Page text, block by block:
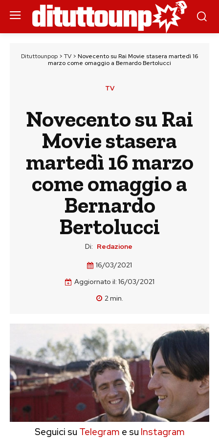
Dituttounpop > TV > Novecento su Rai Movie stasera martedì 16
marzo come omaggio a Bernardo Bertolucci
TV
Novecento su Rai
Movie stasera
martedì 16 marzo
come omaggio a
Bernardo
Bertolucci
Di: Redazione
16/03/2021
Aggiornato il: 16/03/2021
2min.
Seguici su Telegram e su Instagram